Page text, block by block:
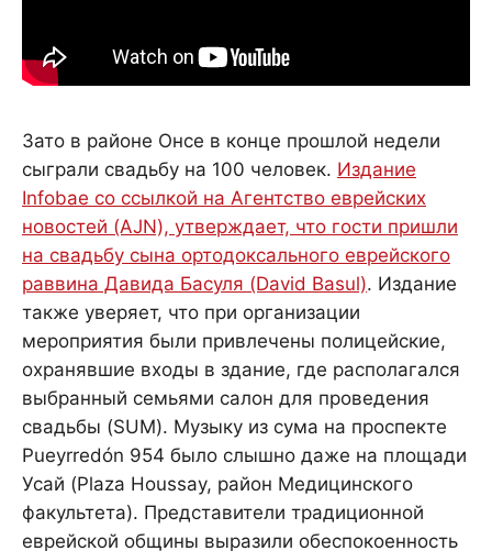
Зато в районе Онсе в конце прошлой недели
сыграли свадьбу на 100 человек. Издание
Infobae со ссылкой на Агентство еврейских
новостей (AJN), утверждает, что гости пришли
на свадьбу сына ортодоксального еврейского
раввина Давида Басуля (David Basul). Издание
также уверяет, что при организации
мероприятия были привлечены полицейские,
охранявшие входы в здание, где располагался
выбранный семьями салон для проведения
свадьбы (SUM). Музыку из сума на проспекте
Pueyrredón 954 было слышно даже на площади
Усай (Plaza Houssay, район Медицинского
факультета). Представители традиционной
еврейской общины выразили обеспокоенность